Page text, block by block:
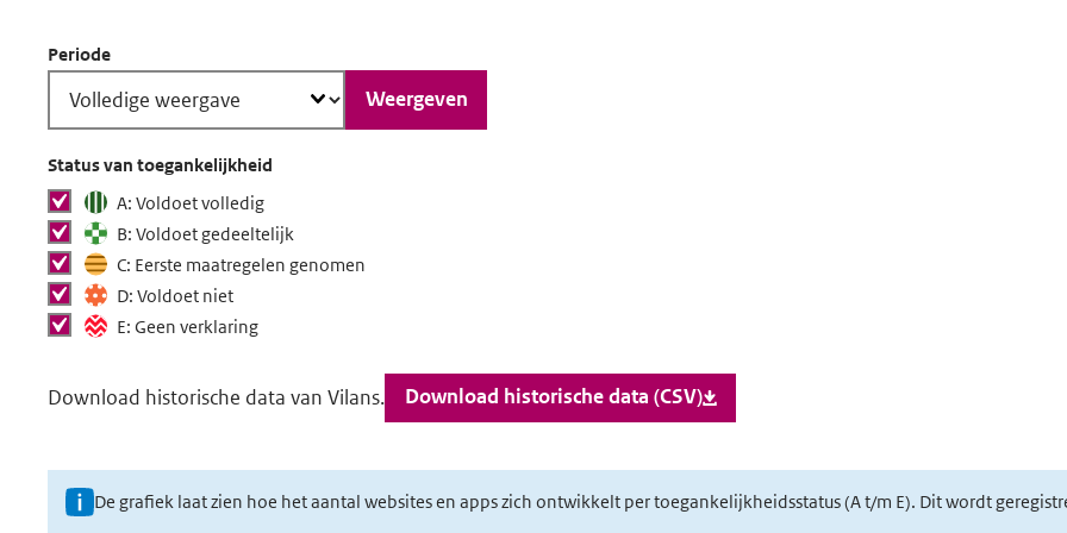
Periode
Weergeven
Status van toegankelijkheid
Status van
toegankelijkheid
tonen in grafiek
A: Voldoet volledigtonen
B: Voldoet gedeeltelijk
C: Eerste maatregelen genomen
D: Voldoet niettonen
E: Geen verklaringtonen
Download
data
Download historische data van Vilans. Download historische data (CSV)
U
De grafiek laat zien hoe het aantal websites en apps zich ontwikkelt per toegankelijkheidsstatus (A t/m E). Dit wordt